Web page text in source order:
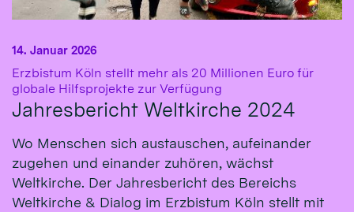
Erzbistum Köln stellt mehr als 20 Millionen Euro für
globale Hilfsprojekte zur Verfügung
Jahresbericht Weltkirche 2024
14. Januar 2026
Wo Menschen sich austauschen, aufeinander
zugehen und einander zuhören, wächst
Weltkirche. Der Jahresbericht des Bereichs
Weltkirche & Dialog im Erzbistum Köln stellt mit